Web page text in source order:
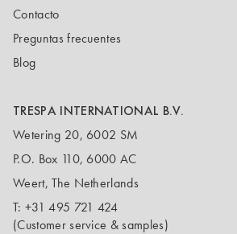
Contacto
Preguntas frecuentes
Blog
TRESPA INTERNATIONAL B.V.
Wetering 20, 6002 SM
P.O. Box 110, 6000 AC
Weert, The Netherlands
T: +31 495 721 424
(Customer service & samples)